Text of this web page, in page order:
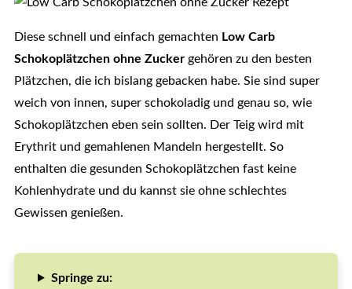
Diese schnell und einfach gemachten Low Carb
Schokoplätzchen ohne Zuckergehören zu den besten
Plätzchen, die ich bislang gebacken habe. Sie sind super
weich von innen, super schokoladig und genau so, wie
Schokoplätzchen eben sein sollten. Der Teig wird mit
Erythrit und gemahlenen Mandeln hergestellt. So
enthalten die gesunden Schokoplätzchen fast keine
Kohlenhydrate und du kannst sie ohne schlechtes
Gewissen genießen.
Springe zu: